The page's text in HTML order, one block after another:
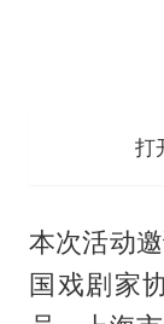
打
本次活动
国戏剧家